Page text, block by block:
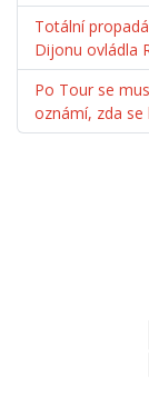
Totální
Dijonu ovládla
Po Tour se
oznámí, zda se